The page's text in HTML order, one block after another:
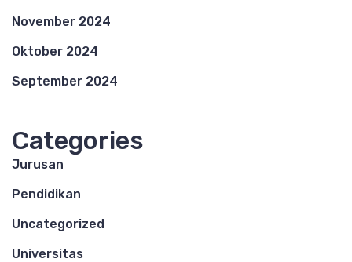
November 2024
Oktober 2024
September 2024
Categories
Jurusan
Pendidikan
Uncategorized
Universitas